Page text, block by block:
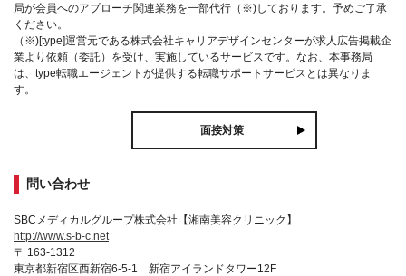
局が会員へのアプローチ関連業務を一部代行（※)しております。予めご了承
ください。
（※)[type]運営元である株式会社キャリアデザインセンターが求人広告掲載企
業より依頼（委託）を受け、実施しているサービスです。なお、本事務局
は、type転職エージェントが提供する転職サポートサービスとは異なりま
す。
面接対策
問い合わせ
SBCメディカルグループ株式会社【湘南美容クリニック】
http://www.s-b-c.net
〒 163-1312
東京都新宿区西新宿6-5-1 新宿アイランドタワー12F